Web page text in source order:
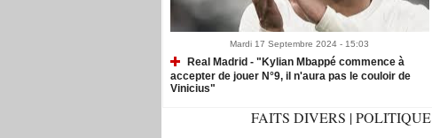
Mardi 17 Septembre 2024 - 15:03
Real Madrid - "Kylian Mbappé commence à
accepter de jouer N°9, il n'aura pas le couloir de
Vinicius"
FAITS DIVERS |POLITIQUE